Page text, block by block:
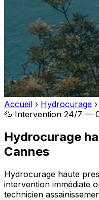
Accueil › Hydrocurage ›
💦 Intervention 24/7 —
Hydrocurage
Cannes
Hydrocurage haute
intervention immédiate
technicien